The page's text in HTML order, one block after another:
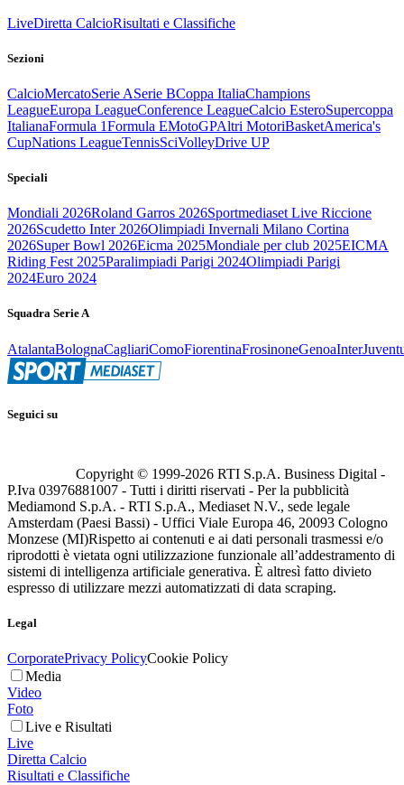
LiveDiretta CalcioRisultati e Classifiche
Sezioni
CalcioMercatoSerie ASerie BCoppa ItaliaChampions
LeagueEuropa LeagueConference LeagueCalcio EsteroSupercoppa
ItalianaFormula 1Formula EMotoGPAltri MotoriBasketAmerica's
CupNations LeagueTennisSciVolleyDrive UP
Speciali
Mondiali 2026Roland Garros 2026Sportmediaset Live Riccione
2026Scudetto Inter 2026Olimpiadi Invernali Milano Cortina
2026Super Bowl 2026Eicma 2025Mondiale per club 2025EICMA
Riding Fest 2025Paralimpiadi Parigi 2024Olimpiadi Parigi
2024Euro 2024
Squadra Serie A
AtalantaBolognaCagliariComoFiorentinaFrosinoneGenoaInter
Seguici su
Copyright © 1999-2026 RTI S.p.A. Business Digital -
P.Iva 03976881007 - Tutti i diritti riservati - Per la pubblicità
Mediamond S.p.A. - RTI S.p.A., Mediaset N.V., sede legale
Amsterdam (Paesi Bassi) - Uffici Viale Europa 46, 20093 Cologno
Monzese (MI)Rispetto ai contenuti e ai dati personali trasmessi e/o
riprodotti è vietata ogni utilizzazione funzionale all’addestramento di
sistemi di intelligenza artificiale generativa. È altresì fatto divieto
espresso di utilizzare mezzi automatizzati di data scraping.
Legal
CorporatePrivacy PolicyCookie Policy
Media
Video
Foto
Live e Risultati
Live
Diretta Calcio
Risultati e Classifiche